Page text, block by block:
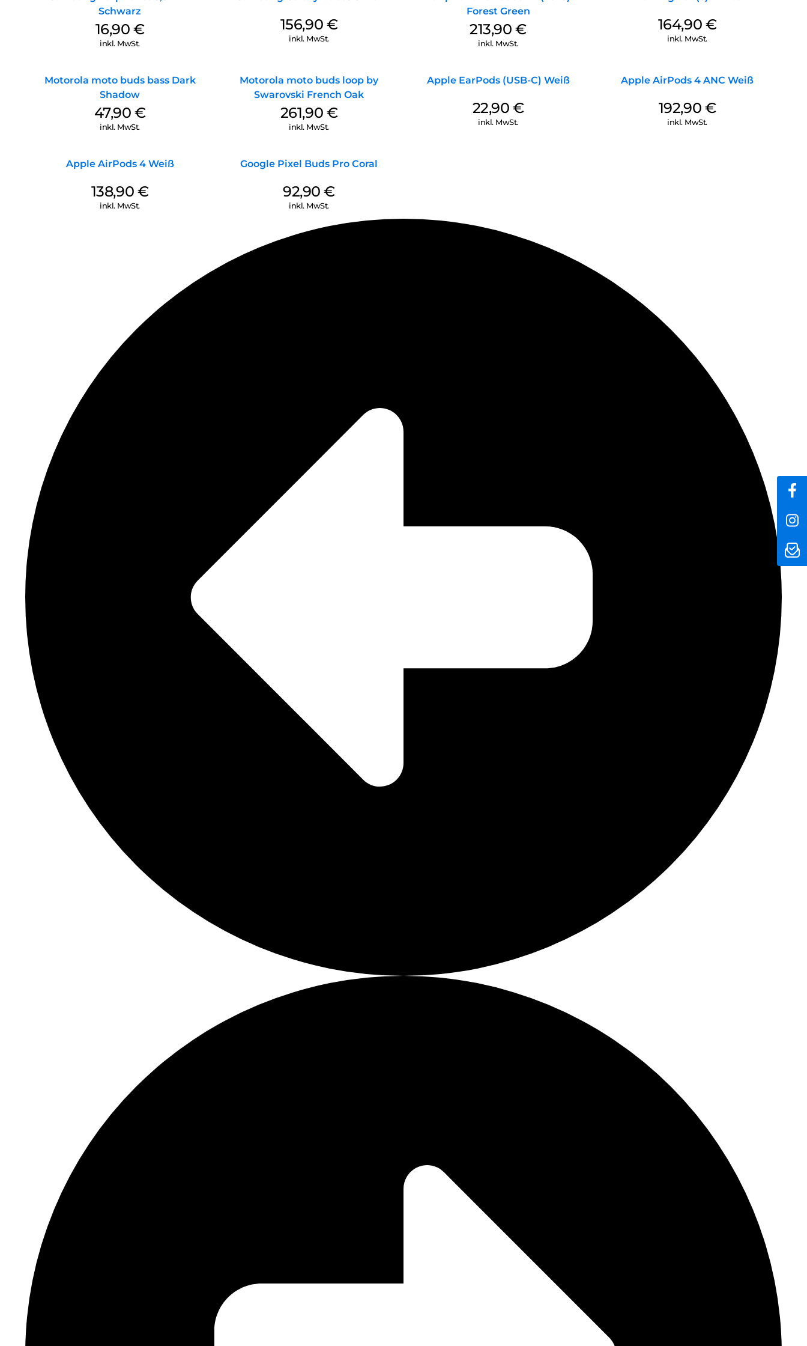
Schwarz
16,90 €
inkl. MwSt.
156,90 €
inkl. MwSt.
Forest Green
213,90€
inkl. MwSt.
164,90 €
inkl. MwSt.
Motorola moto buds bass Dark
Shadow
47,90 €
inkl. MwSt.
Motorola moto buds loop by
Swarovski French Oak
261,90 €
inkl. MwSt.
Apple EarPods (USB-C) Weiß
22,90 €
inkl. MwSt.
Apple AirPods 4 ANC Weiß
192,90 €
inkl. MwSt.
Apple AirPods 4 Weiß
138,90 €
inkl. MwSt.
Google Pixel Buds Pro Coral
92,90€
inkl. MwSt.